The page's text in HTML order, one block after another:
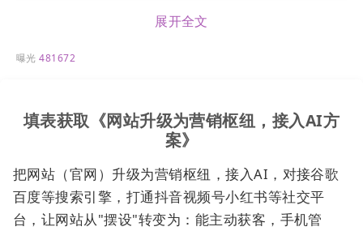
【常见问题编辑/创建页】
展开全文
曝光481672
填表获取《网站升级为营销枢纽，接入AI方
案》
把网站（官网）升级为营销枢纽，接入AI，对接谷歌
百度等搜索引擎，打通抖音视频号小红书等社交平
台，让网站从"摆设"转变为：能主动获客，手机管